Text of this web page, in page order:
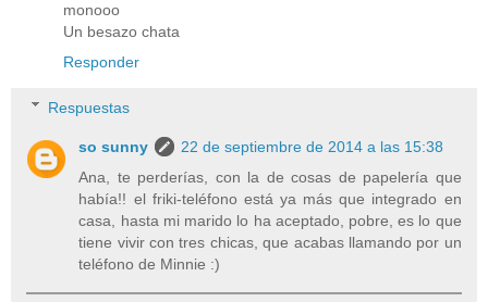
monooo
Un besazo chata
Responder
Respuestas
so sunny
22 de septiembre de 2014 a las 15:38
Ana, te perderías, con la de cosas de papelería que
había!! el friki-teléfono está ya más que integrado en
casa, hasta mi marido lo ha aceptado, pobre, es lo que
tiene vivir con tres chicas, que acabas llamando por un
teléfono de Minnie :)